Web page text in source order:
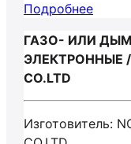
Подробнее
ГАЗО- ИЛИ
ЭЛЕКТРОННЫЕ /
CO.LTD
Изготовитель: